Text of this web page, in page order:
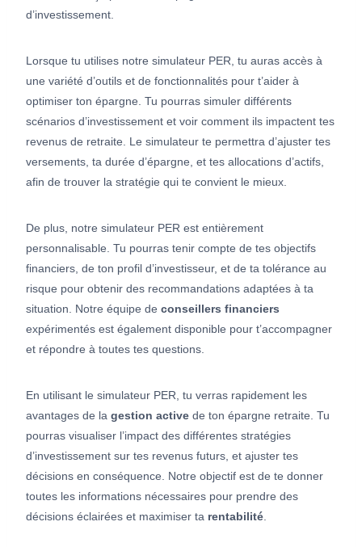
d’investissement.
Lorsque tu utilises notre simulateur PER, tu auras accès à
une variété d’outils et de fonctionnalités pour t’aider à
optimiser ton épargne. Tu pourras simuler différents
scénarios d’investissement et voir comment ils impactent tes
revenus de retraite. Le simulateur te permettra d’ajuster tes
versements, ta durée d’épargne, et tes allocations d’actifs,
afin de trouver la stratégie qui te convient le mieux.
De plus, notre simulateur PER est entièrement
personnalisable. Tu pourras tenir compte de tes objectifs
financiers, de ton profil d’investisseur, et de ta tolérance au
risque pour obtenir des recommandations adaptées à ta
situation. Notre équipe de conseillers financiers
expérimentés est également disponible pour t’accompagner
et répondre à toutes tes questions.
En utilisant le simulateur PER, tu verras rapidement les
avantages de la gestion active de ton épargne retraite. Tu
pourras visualiser l’impact des différentes stratégies
d’investissement sur tes revenus futurs, et ajuster tes
décisions en conséquence. Notre objectif est de te donner
toutes les informations nécessaires pour prendre des
décisions éclairées et maximiser ta rentabilité